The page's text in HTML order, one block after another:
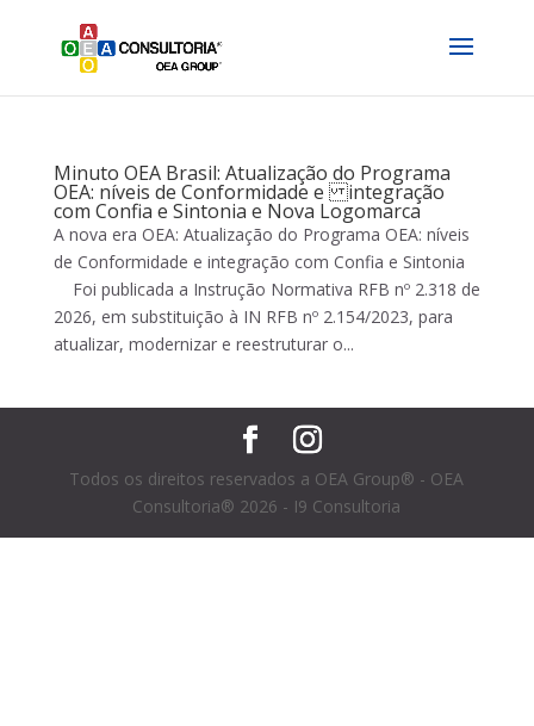
Minuto OEA Brasil: Atualização do Programa
OEA: níveis de Conformidade e integração
com Confia e Sintonia e Nova Logomarca
A nova era OEA: Atualização do Programa OEA: níveis
de Conformidade e integração com Confia e Sintonia
Foi publicada a Instrução Normativa RFB nº 2.318 de
2026, em substituição à IN RFB nº 2.154/2023, para
atualizar, modernizar e reestruturar o...
Todos os direitos reservados a OEA Group® - OEA
Consultoria® 2026 - I9 Consultoria